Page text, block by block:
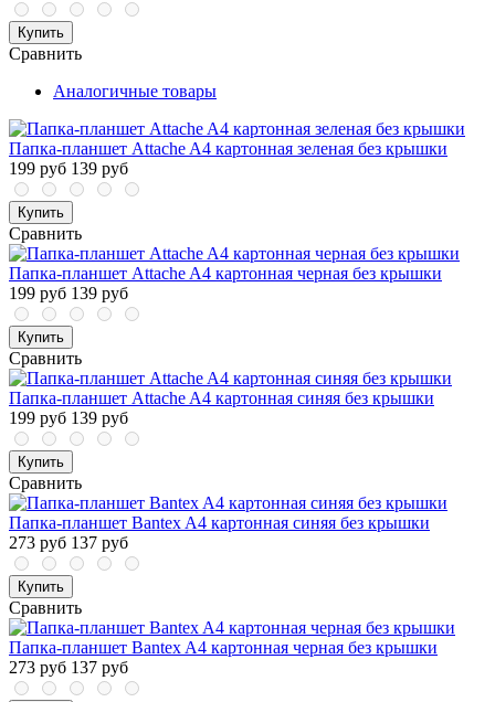
Купить
Сравнить
Аналогичные товары
Папка-планшет Attache A4 картонная зеленая без крышки
199 руб 139 руб
Купить
Сравнить
Папка-планшет Attache A4 картонная черная без крышки
199 руб 139 руб
Купить
Сравнить
Папка-планшет Attache A4 картонная синяя без крышки
199 руб 139 руб
Купить
Сравнить
Папка-планшет Bantex A4 картонная синяя без крышки
273 руб 137 руб
Купить
Сравнить
Папка-планшет Bantex A4 картонная черная без крышки
273 руб 137 руб